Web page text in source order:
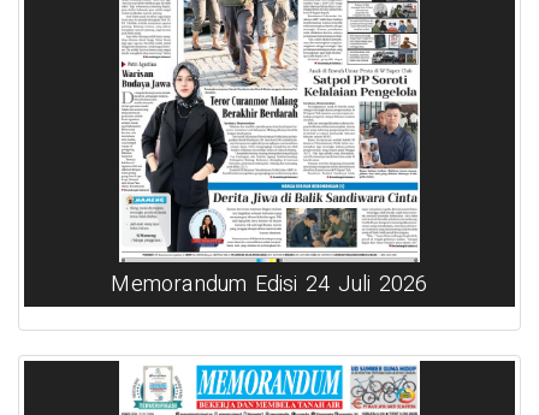
Memorandum Edisi 24 Juli 2026